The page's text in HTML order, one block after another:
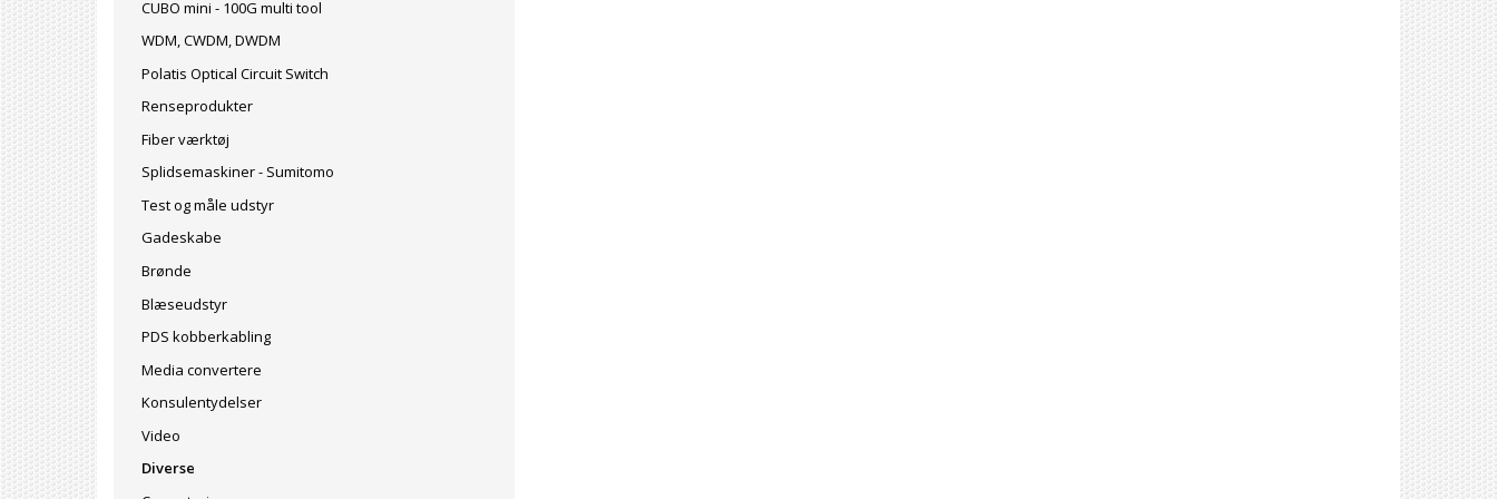
CUBO mini - 100G multi tool
WDM, CWDM, DWDM
Polatis Optical Circuit Switch
Renseprodukter
Fiber værktøj
Splidsemaskiner - Sumitomo
Test og måle udstyr
Gadeskabe
Brønde
Blæseudstyr
PDS kobberkabling
Media convertere
Konsulentydelser
Video
Diverse